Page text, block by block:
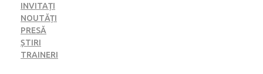
INVITAȚI
NOUTĂȚI
PRESĂ
ȘTIRI
TRAINERI